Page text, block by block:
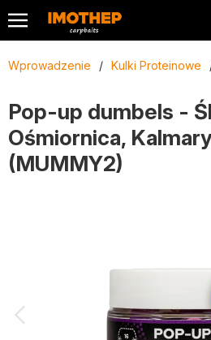
Wprowadzenie / Kulki Proteinowe
Pop-up dumbels -
Ośmiornica,
(MUMMY2)